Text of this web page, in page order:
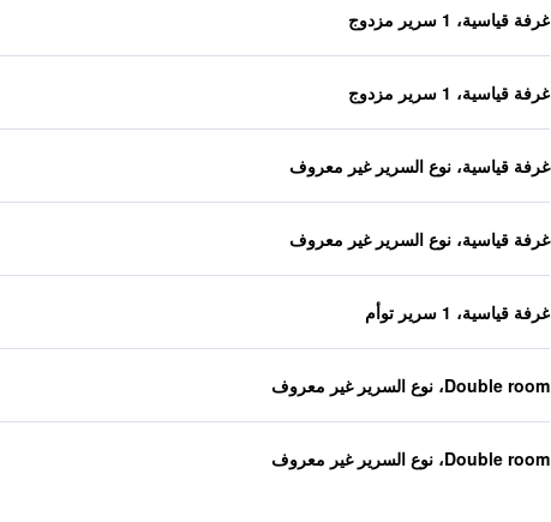
غرفة قياسية، 1 سرير مزدوج
غرفة قياسية، 1 سرير مزدوج
غرفة قياسية، نوع السرير غير معروف
غرفة قياسية، نوع السرير غير معروف
غرفة قياسية، 1 سرير توأم
Double room، نوع السرير غير معروف
Double room، نوع السرير غير معروف